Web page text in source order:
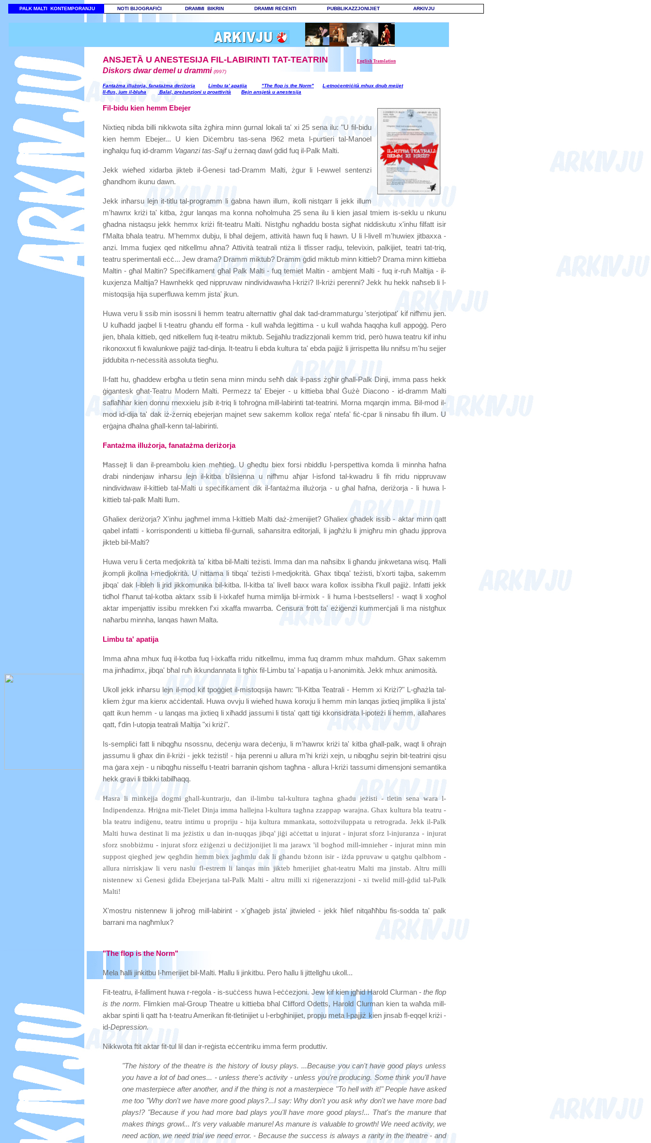
PALK MALTI KONTEMPORANJU NOTI BIJOGRAFIĊI DRAMMI BIKRIN DRAMMI REĊENTI PUBBLIKAZZJONIJIET ARKIVJU
ANSJETẦ U ANESTESIJA FIL-LABIRINTI TAT-TEATRIN English Translation
Diskors dwar demel u drammi (l997)
Fantażma illużorja, fanatażma deriżorja Limbu ta' apatija "The flop is the Norm"
L-etnoċentriċità mhux dnub mejjet
Il-flus, jum il-bluha
Balal, preżunzjoni u proattività Bejn ansjetà u anestesija
Fil-bidu kien hemm Ebejer
Nixtieq nibda billi nikkwota silta żgħira minn ġurnal lokali ta' xi 25 sena ilu: "U fil-bidu
kien hemm Ebejer... U kien Diċembru tas-sena l962 meta l-purtieri tal-Manoel
ingħalqu fuq id-dramm Vaganzi tas-Sajfu żernaq dawl ġdid fuq il-Palk Malti.
Jekk wieħed xidarba jikteb il-Ġenesi tad-Dramm Malti, żgur li l-ewwel sentenzi
għandhom ikunu dawn.
Jekk inħarsu lejn it-titlu tal-programm li ġabna hawn illum, ikolli nistqarr li jekk illum
m'hawnx kriżi ta' kitba, żgur lanqas ma konna noħolmuha 25 sena ilu li kien jasal tmiem is-seklu u nkunu
għadna nistaqsu jekk hemmx kriżi fit-teatru Malti. Nistgħu ngħaddu bosta sigħat niddiskutu x'inhu filfatt isir
f'Malta bħala teatru. M'hemmx dubju, li bħal dejjem, attività hawn fuq li hawn. U li l-livell m'huwiex jitbaxxa -
anzi. Imma fuqiex qed nitkellmu aħna? Attività teatrali ntiża li tfisser radju, televixin, palkijiet, teatri tat-triq,
teatru sperimentali eċċ... Jew drama? Dramm miktub? Dramm ġdid miktub minn kittieb? Drama minn kittieba
Maltin - għal Maltin? Speċifikament għal Palk Malti - fuq temiet Maltin - ambjent Malti - fuq ir-ruħ Maltija - il-
kuxjenza Maltija? Hawnhekk qed nippruvaw nindividwawha l-kriżi? Il-kriżi perenni? Jekk hu hekk naħseb li l-
mistoqsija hija superfluwa kemm jista' jkun.
Huwa veru li ssib min isossni li hemm teatru alternattiv għal dak tad-drammaturgu 'sterjotipat' kif nifħmu jien.
U kulħadd jaqbel li t-teatru għandu elf forma - kull waħda leġittima - u kull waħda ħaqqha kull appoġġ. Pero
jien, bħala kittieb, qed nitkellem fuq it-teatru miktub. Sejjaħlu tradizzjonali kemm trid, però huwa teatru kif inhu
rikonoxxut fi kwalunkwe pajjiż tad-dinja. It-teatru li ebda kultura ta' ebda pajjiż li jirrispetta lilu nnifsu m'hu sejjer
jiddubita n-neċessità assoluta tiegħu.
Il-fatt hu, għaddew erbgħa u tletin sena minn mindu seħħ dak il-pass żgħir għall-Palk Dinji, imma pass hekk
ġigantesk għat-Teatru Modern Malti. Permezz ta' Ebejer - u kittieba bħal Ġużè Diacono - id-dramm Malti
saflaħħar kien donnu rnexxielu jsib it-triq li toħroġna mill-labirinti tat-teatrini. Morna mqarqin imma. Bil-mod il-
mod id-dija ta' dak iż-żerniq ebejerjan majnet sew sakemm kollox reġa' ntefa' fiċ-ċpar li ninsabu fih illum. U
erġajna dħalna għall-kenn tal-labirinti.
Fantażma illużorja, fanatażma deriżorja
Ħassejt li dan il-preambolu kien meħtieġ. U għedtu biex forsi nbiddlu l-perspettiva komda li minnha ħafna
drabi nindenjaw inħarsu lejn il-kitba b'ilsienna u nifħmu aħjar l-isfond tal-kwadru li fih rridu nippruvaw
nindividwaw il-kittieb tal-Malti u speċifikament dik il-fantażma illużorja - u għal ħafna, deriżorja - li huwa l-
kittieb tal-palk Malti llum.
Għaliex deriżorja? X'inhu jagħmel imma l-kittieb Malti daż-żmenijiet? Għaliex għadek issib - aktar minn qatt
qabel infatti - korrispondenti u kittieba fil-ġurnali, saħansitra editorjali, li jagħżlu li jmigħru min għadu jipprova
jikteb bil-Malti?
Huwa veru li ċerta medjokrità ta' kitba bil-Malti teżisti. Imma dan ma naħsibx li għandu jinkwetana wisq. Ħalli
jkompli jkollna l-medjokrità. U nittama li tibqa' teżisti l-medjokrità. Għax tibqa' teżisti, b'xorti tajba, sakemm
jibqa' dak l-ibleh li jrid jikkomunika bil-kitba. Il-kitba ta' livell baxx wara kollox issibha f'kull pajjiż. Infatti jekk
tidħol f'ħanut tal-kotba aktarx ssib li l-ixkafef huma mimlija bl-irmixk - li huma l-bestsellers! - waqt li xogħol
aktar impenjattiv issibu mrekken f'xi xkaffa mwarrba. Ċensura frott ta' eżiġenzi kummerċjali li ma nistgħux
naħarbu minnha, lanqas hawn Malta.
Limbu ta' apatija
Imma aħna mhux fuq il-kotba fuq l-ixkaffa rridu nitkellmu, imma fuq dramm mhux maħdum. Għax sakemm
ma jinħadimx, jibqa' bħal ruħ ikkundannata li tgħix fil-Limbu ta' l-apatija u l-anonimità. Jekk mhux animosità.
Ukoll jekk inħarsu lejn il-mod kif tpoġġiet il-mistoqsija hawn: "Il-Kitba Teatrali - Hemm xi Kriżi?" L-għażla tal-
kliem żgur ma kienx aċċidentali. Huwa ovvju li wieħed huwa konxju li hemm min lanqas jixtieq jimplika li jista'
qatt ikun hemm - u lanqas ma jixtieq li xiħadd jassumi li tista' qatt tiġi kkonsidrata l-ipoteżi li hemm, allaħares
qatt, f'din l-utopja teatrali Maltija "xi kriżi".
Is-sempliċi fatt li nibqgħu nsossnu, deċenju wara deċenju, li m'hawnx kriżi ta' kitba għall-palk, waqt li oħrajn
jassumu li għax din il-kriżi - jekk teżisti! - hija perenni u allura m'hi kriżi xejn, u nibqgħu sejrin bit-teatrini qisu
ma ġara xejn - u nibqgħu nisselfu t-teatri barranin qishom tagħna - allura l-kriżi tassumi dimensjoni semantika
hekk gravi li tbikki tabilħaqq.
Ħasra li minkejja dogmi għall-kuntrarju, dan il-limbu tal-kultura tagħna għadu jeżisti - tletin sena wara l-
Indipendenza. Ħriġna mit-Tielet Dinja imma ħallejna l-kultura tagħna zzappap warajna. Għax kultura bla teatru -
bla teatru indiġenu, teatru intimu u propriju - hija kultura mmankata, sottożviluppata u retrograda. Jekk il-Palk
Malti huwa destinat li ma jeżistix u dan in-nuqqas jibqa' jiġi aċċettat u injurat - injurat sforz l-injuranza - injurat
sforz snobbiżmu - injurat sforz eżiġenzi u deċiżjonijiet li ma jarawx 'il bogħod mill-imnieħer - injurat minn min
suppost qiegħed jew qegħdin hemm biex jagħmlu dak li għandu bżonn isir - iżda ppruvaw u qatgħu qalbhom -
allura nirriskjaw li veru naslu fl-estrem li lanqas min jikteb ħmerijiet għat-teatru Malti ma jinstab. Altru milli
nistennew xi Ġenesi ġdida Ebejerjana tal-Palk Malti - altru milli xi riġenerazzjoni - xi twelid mill-ġdid tal-Palk
Malti!
X'mostru nistennew li joħroġ mill-labirint - x'għaġeb jista' jitwieled - jekk ħlief nitqaħħbu fis-sodda ta' palk
barrani ma nagħmlux?
"The flop is the Norm"
Mela ħalli jinkitbu l-ħmerijiet bil-Malti. Ħallu li jinkitbu. Pero ħallu li jittellgħu ukoll...
Fit-teatru, il-falliment huwa r-regola - is-suċċess huwa l-eċċezjoni. Jew kif kien jgħid Harold Clurman - the flop
is the norm. Flimkien mal-Group Theatre u kittieba bħal Clifford Odetts, Harold Clurman kien ta waħda mill-
akbar spinti li qatt ħa t-teatru Amerikan fit-tletinijiet u l-erbgħinijiet, propju meta l-pajjiż kien jinsab fl-eqqel kriżi -
id-Depression.
Nikkwota ftit aktar fit-tul lil dan ir-reġista eċċentriku imma ferm produttiv.
"The history of the theatre is the history of lousy plays. ...Because you can't have good plays unless
you have a lot of bad ones... - unless there's activity - unless you're producing. Some think you'll have
one masterpiece after another, and if the thing is not a masterpiece "To hell with it!" People have asked
me too "Why don't we have more good plays?...I say: Why don't you ask why don't we have more bad
plays!? "Because if you had more bad plays you'll have more good plays!... That's the manure that
makes things growl... It's very valuable manure! As manure is valuable to growth! We need activity, we
need action, we need trial we need error. - Because the success is always a rarity in the theatre - and